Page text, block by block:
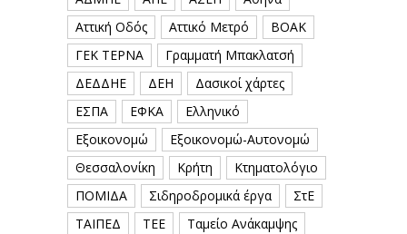
Αττική Οδός
Αττικό Μετρό
ΒΟΑΚ
ΓΕΚ ΤΕΡΝΑ
Γραμματή Μπακλατσή
ΔΕΔΔΗΕ
ΔΕΗ
Δασικοί χάρτες
ΕΣΠΑ
ΕΦΚΑ
Ελληνικό
Εξοικονομώ
Εξοικονομώ-Αυτονομώ
Θεσσαλονίκη
Κρήτη
Κτηματολόγιο
ΠΟΜΙΔΑ
Σιδηροδρομικά έργα
ΣτΕ
ΤΑΙΠΕΔ
ΤΕΕ
Ταμείο Ανάκαμψης